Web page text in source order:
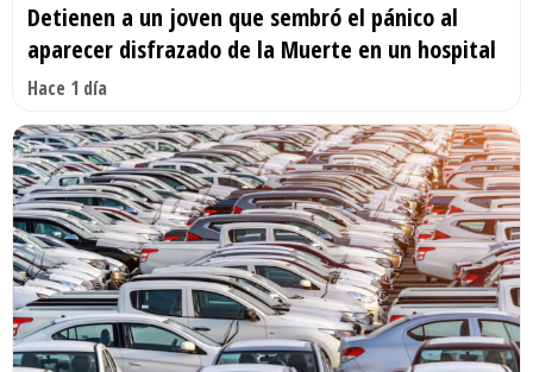
Detienen a un joven que sembró el pánico al
aparecer disfrazado de la Muerte en un hospital
Hace 1 día